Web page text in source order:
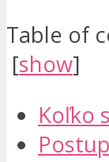
Table of
[show]
Koľko